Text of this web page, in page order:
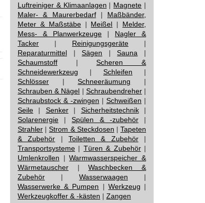
Luftreiniger & Klimaanlagen | Magnete |
Maler- & Maurerbedarf| Maßbänder,
Meter & Maßstäbe| Meißel | Melder,
Mess- & Planwerkzeuge | Nagler &
Tacker | Reinigungsgeräte |
Reparaturmittel |Sägen |Sauna |
Schaumstoff |Scheren &
Schneidewerkzeug | Schleifen |
Schlösser |Schneeräumung |
Schrauben & Nägel | Schraubendreher|
Schraubstock & -zwingen | Schweißen |
Seile | Senker| Sicherheitstechnik|
Solarenergie |Spülen & -zubehör|
Strahler |Strom & Steckdosen |Tapeten
& Zubehör |Toiletten & Zubehör|
Transportsysteme | Türen & Zubehör|
Umlenkrollen |Warmwasserspeicher &
Wärmetauscher |Waschbecken &
Zubehör | Wasserwaagen |
Wasserwerke & Pumpen | Werkzeug |
Werkzeugkoffer & -kästen | Zangen